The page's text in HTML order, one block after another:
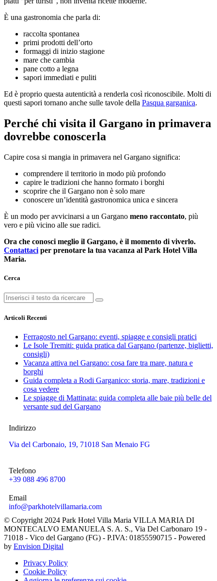
È una gastronomia che parla di:
raccolta spontanea
primi prodotti dell’orto
formaggi di inizio stagione
mare che cambia
pane cotto a legna
sapori immediati e puliti
Ed è proprio questa autenticità a renderla così riconoscibile. Molti di
questi sapori tornano anche sulle tavole della Pasqua garganica.
Perché chi visita il Gargano in primavera
dovrebbe conoscerla
Capire cosa si mangia in primavera nel Gargano significa:
comprendere il territorio in modo più profondo
capire le tradizioni che hanno formato i borghi
scoprire che il Gargano non è solo mare
conoscere un’identità gastronomica unica e sincera
È un modo per avvicinarsi a un Gargano meno raccontato, più
vero e più vicino alle sue radici.
Ora che conosci meglio il Gargano, è il momento di viverlo.
Contattaci per prenotare la tua vacanza al Park Hotel Villa
Maria.
Cerca
Articoli Recenti
Ferragosto nel Gargano: eventi, spiagge e consigli pratici
Le Isole Tremiti: guida pratica dal Gargano (partenze, biglietti,
consigli)
Vacanza attiva nel Gargano: cosa fare tra mare, natura e
borghi
Guida completa a Rodi Garganico: storia, mare, tradizioni e
cosa vedere
Le spiagge di Mattinata: guida completa alle baie più belle del
versante sud del Gargano
Indirizzo
Via del Carbonaio, 19, 71018 San Menaio FG
Telefono
+39 088 496 8700
Email
info@parkhotelvillamaria.com
© Copyright 2024 Park Hotel Villa Maria VILLA MARIA DI
MONTECALVO EMANUELA S. A. S., Via Del Carbonaro 19 -
71018 - Vico del Gargano (FG) - P.IVA: 01855590715 - Powered
by Envision Digital
Privacy Policy
Cookie Policy